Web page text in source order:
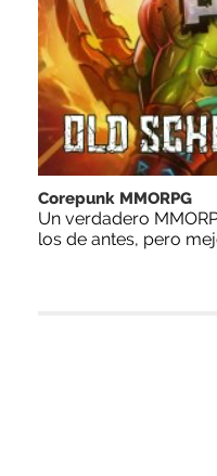
Corepunk MMORPG
Un verdadero
los de antes, pero